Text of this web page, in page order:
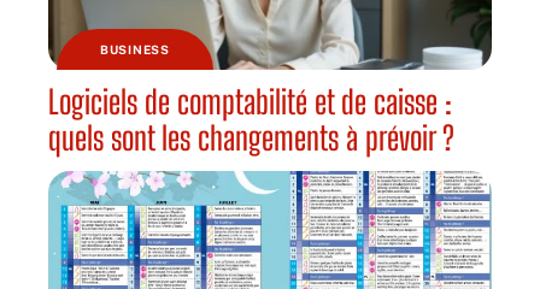
BUSINESS
Logiciels de comptabilité et de caisse :
quels sont les changements à prévoir ?